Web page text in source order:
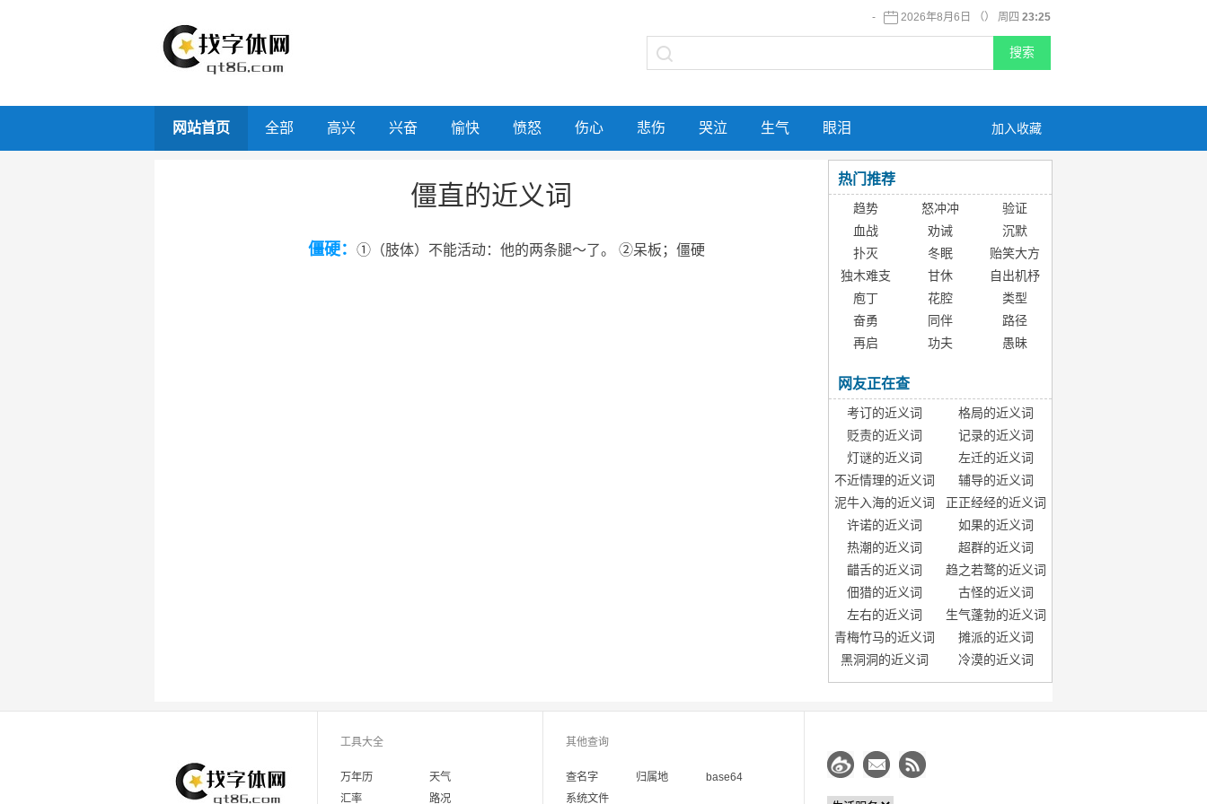
- 2026年8月6日 （） 周四 23:25
加入收藏
网站首页 全部 高兴 兴奋 愉快 愤怒 伤心 悲伤 哭泣 生气 眼泪
僵直的近义词
僵硬： ①（肢体）不能活动：他的两条腿～了。 ②呆板；僵硬
热门推荐
趋势 怒冲冲
验证
血战
劝诫
沉默
扑灭
冬眠
贻笑大方
独木难支
甘休
自出机杼
庖丁
花腔
类型
奋勇
同伴
路径
再启
功夫 愚昧
网友正在查
考订的近义词
格局的近义词
贬责的近义词
记录的近义词
灯谜的近义词
左迁的近义词
不近情理的近义词
辅导的近义词
泥牛入海的近义词
正正经经的近义词
许诺的近义词
如果的近义词
热潮的近义词
超群的近义词
齰舌的近义词
趋之若鹜的近义词
佃猎的近义词
古怪的近义词
左右的近义词
生气蓬勃的近义词
青梅竹马的近义词
摊派的近义词
黑洞洞的近义词
冷漠的近义词
工具大全
万年历
天气
汇率
路况
其他查询
查名字 归属地
base64
系统文件